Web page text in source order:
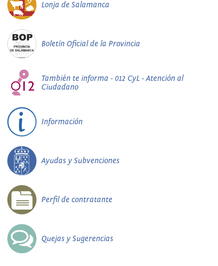
Lonja de Salamanca
Boletín Oficial de la Provincia
También te informa - 012 CyL - Atención al
Ciudadano
Información
Ayudas y Subvenciones
Perfil de contratante
Quejas y Sugerencias